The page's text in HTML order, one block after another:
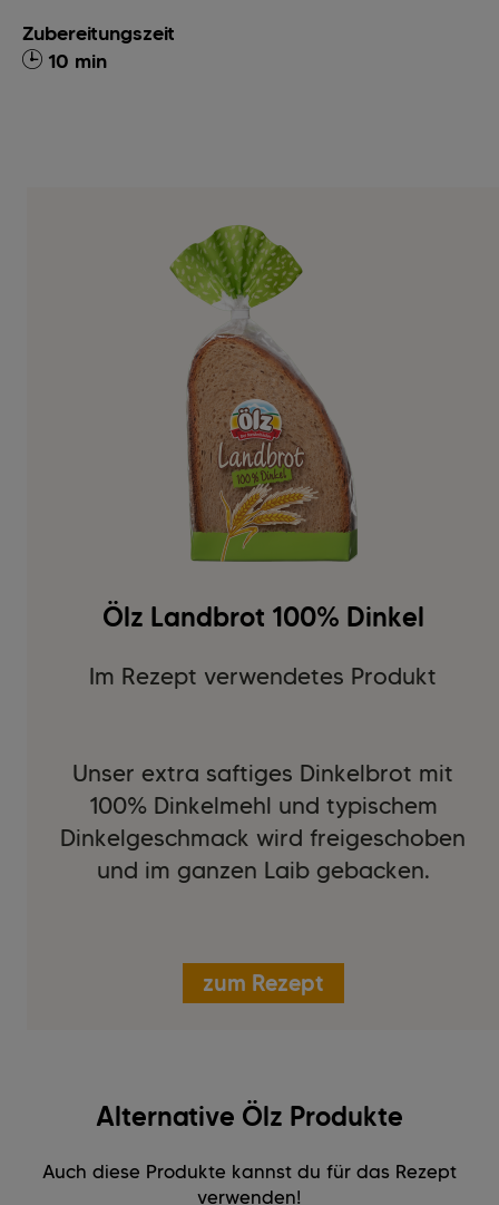
Zubereitungszeit
10 min
Ölz Landbrot 100% Dinkel
Im Rezept verwendetes Produkt
Unser extra saftiges Dinkelbrot mit
100% Dinkelmehl und typischem
Dinkelgeschmack wird freigeschoben
und im ganzen Laib gebacken.
zum Rezept
Alternative Ölz Produkte
Auch diese Produkte kannst du für das Rezept
verwenden!